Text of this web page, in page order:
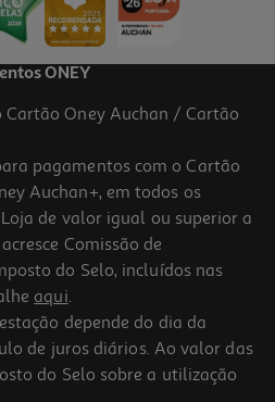
5.0
Control 10 Saquetas
ONEY
Oney Auchan / Cartão
pagamentos com o Cartão
Auchan+, em todos os
de valor igual ou superior a
Comissão de
do Selo, incluídos nas
aqui.
depende do dia da
de juros diários. Ao valor das
do Selo sobre a utilização